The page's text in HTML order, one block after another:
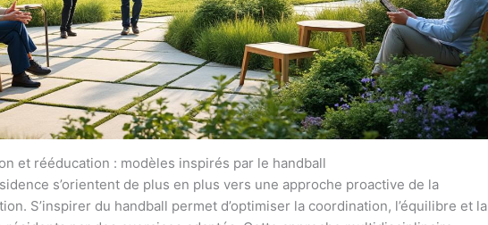
et rééducation : modèles inspirés par le handball
s’orientent de plus en plus vers une approche proactive de la
S’inspirer du handball permet d’optimiser la coordination, l’équilibre et la